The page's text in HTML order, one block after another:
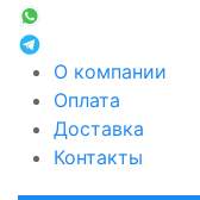
О компании
Оплата
Доставка
Контакты